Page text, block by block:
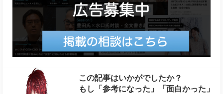
この記事はいかがでしたか？
もし「参考になった」「面白かった」